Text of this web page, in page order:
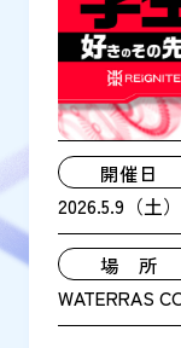
開催日
2026.5.9（土）
場 所
WATERRAS